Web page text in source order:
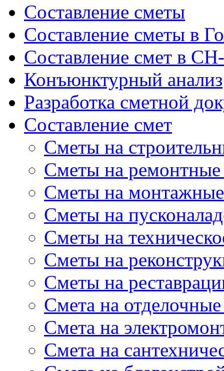
Составление сметы
Составление сметы в
Составление смет в
Конъюнктурный анализ
Разработка сметной
Составление смет
Сметы на
Сметы на ремонтные
Сметы на
Сметы на
Сметы на
Сметы на
Сметы на
Cмета на
Cмета на
Cмета на